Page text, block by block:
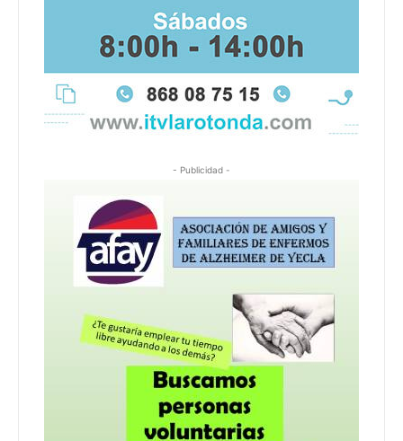
- Publicidad -